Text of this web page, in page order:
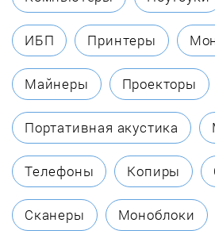
De Dietrich
De'Longhi
De Luxe
DEXP
ECOLUN
Eksi
ИБП Принтеры
Майнеры Проекторы
Портативная акустика
Телефоны Копиры
Сканеры Моноблоки